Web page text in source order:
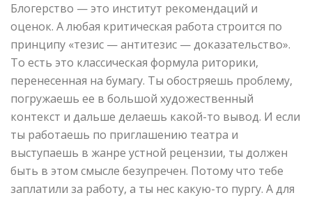
Блогерство — это институт рекомендаций и
оценок. А любая критическая работа строится по
принципу «тезис — антитезис — доказательство».
То есть это классическая формула риторики,
перенесенная на бумагу. Ты обостряешь проблему,
погружаешь ее в большой художественный
контекст и дальше делаешь какой-то вывод. И если
ты работаешь по приглашению театра и
выступаешь в жанре устной рецензии, ты должен
быть в этом смысле безупречен. Потому что тебе
заплатили за работу, а ты нес какую-то пургу. А для